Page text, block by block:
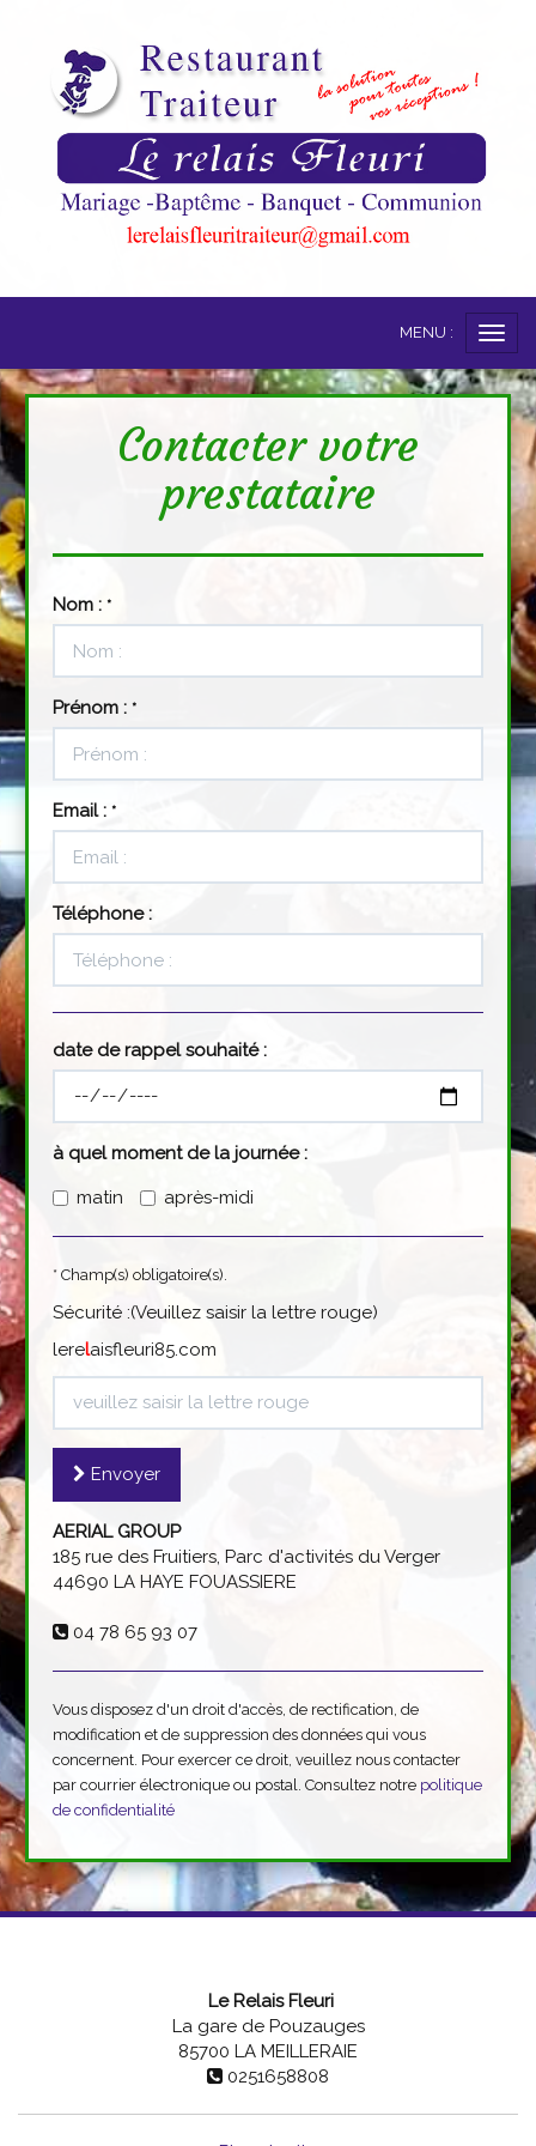
MENU :
Contacter votre
prestataire
Nom : *
Prénom : *
Email : *
Téléphone :
date de rappel souhaité :
à quel moment de la journée :
matin après-midi
* Champ(s) obligatoire(s).
Sécurité :(Veuillez saisir la lettre rouge)
lerelaisfleuri85.com
Envoyer
AERIAL GROUP
185 rue des Fruitiers, Parc d'activités du Verger
44690 LA HAYE FOUASSIERE
04 78 65 93 07
Vous disposez d'un droit d'accès, de rectification, de
modification et de suppression des données qui vous
concernent. Pour exercer ce droit, veuillez nous contacter
par courrier électronique ou postal. Consultez notre politique
de confidentialité
Le Relais Fleuri
La gare de Pouzauges
85700 LA MEILLERAIE
0251658808